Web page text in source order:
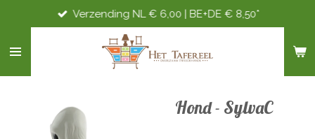
direct
naar
Verzending NL € 6,00 | BE+DE € 8,50*
Hond - SylvaC